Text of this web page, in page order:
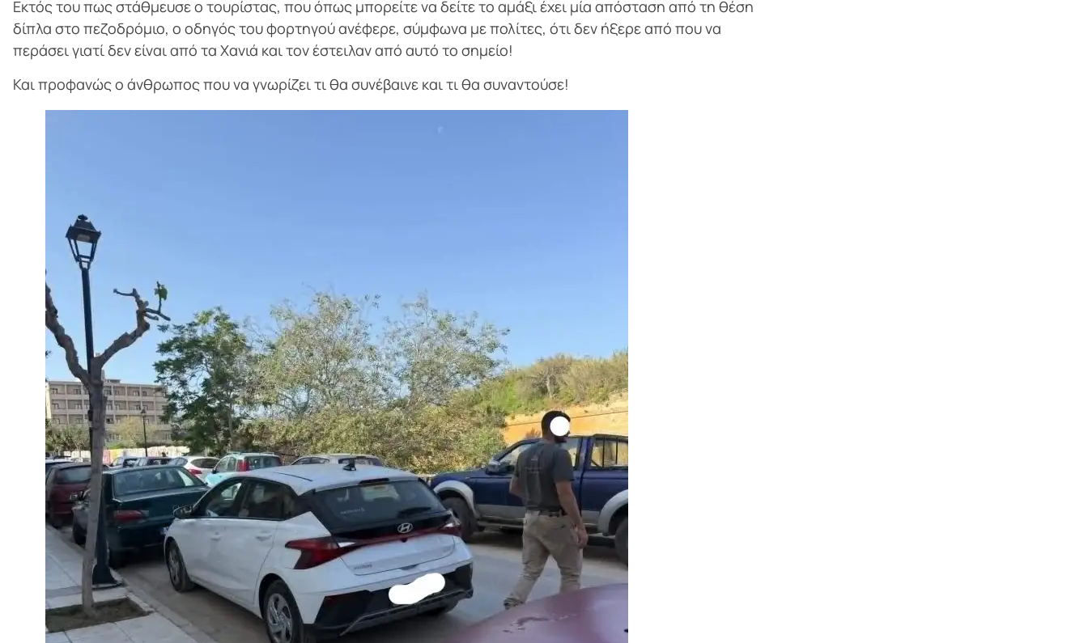
Εκτός του πως στάθμευσε ο τουρίστας, που όπως μπορείτε να δείτε το αμάξι έχει μία απόσταση από τη θέση
δίπλα στο πεζοδρόμιο, ο οδηγός του φορτηγού ανέφερε, σύμφωνα με πολίτες, ότι δεν ήξερε από που να
περάσει γιατί δεν είναι από τα Χανιά και τον έστειλαν από αυτό το σημείο!
Και προφανώς ο άνθρωπος που να γνωρίζει τι θα συνέβαινε και τι θα συναντούσε!